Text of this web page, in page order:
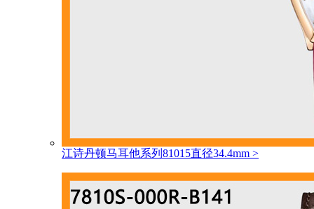
江诗丹顿马耳他系列81015直径34.4mm >